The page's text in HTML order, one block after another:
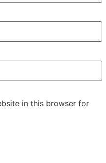
in this browser for